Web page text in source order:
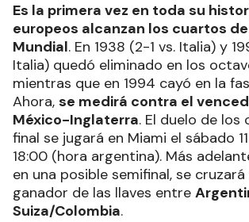
Es la primera vez en toda su
europeos alcanzan los cuartos
Mundial. En 1938 (2-1 vs. Italia) y
Italia) quedó eliminado en los
mientras que en 1994 cayó en la
Ahora, se medirá contra el
México-Inglaterra. El duelo de los
final se jugará en Miami el sábado
18:00 (hora argentina). Más
en una posible semifinal, se
ganador de las llaves entre
Suiza/Colombia.